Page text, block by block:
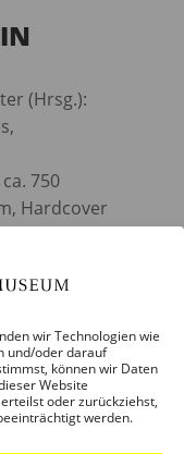
wir Technologien wie
und/oder darauf
können wir Daten
Website
oder zurückziehst,
werden.
(Hrsg.):
750
Hardcover
Johannes Peter